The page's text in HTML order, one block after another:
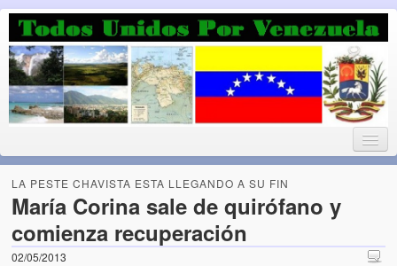
Luchando por la Democracia
Fuera el chavismo, la peor peste que le ha caido a esta tierra
Home
LA PESTE CHAVISTA ESTA LLEGANDO A SU FIN
María Corina sale de quirófano y
comienza recuperación
02/05/2013